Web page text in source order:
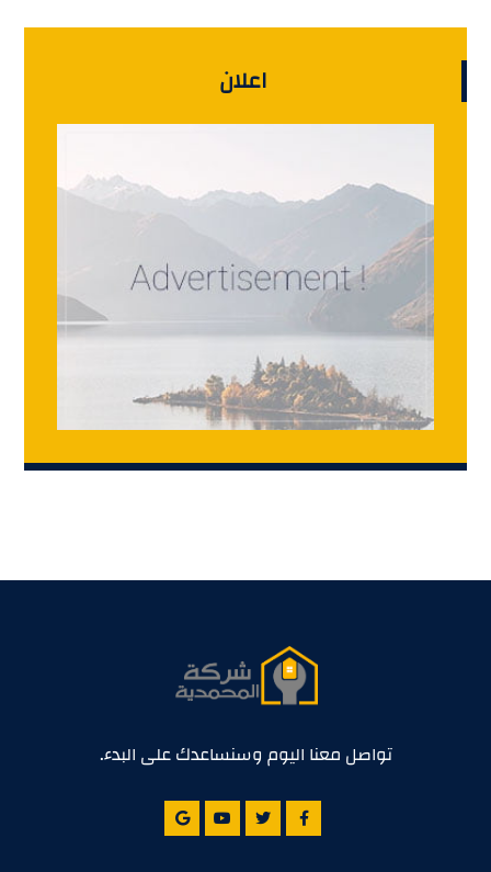
اعلان
تواصل معنا اليوم وسنساعدك على البدء.